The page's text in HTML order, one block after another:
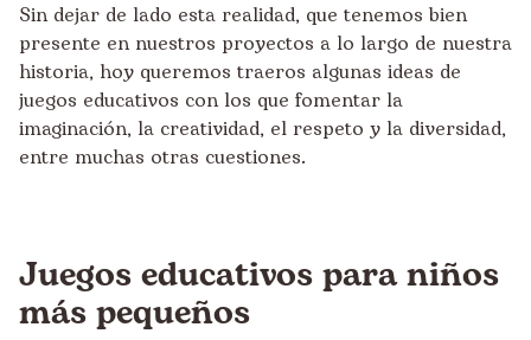
Sin dejar de lado esta realidad, que tenemos bien
presente en nuestros proyectos a lo largo de nuestra
historia, hoy queremos traeros algunas ideas de
juegos educativos con los que fomentar la
imaginación, la creatividad, el respeto y la diversidad,
entre muchas otras cuestiones.
Juegos educativos para niños
más pequeños